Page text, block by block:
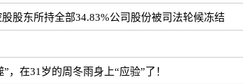
股东所持全部34.83%公司股份被司法轮候冻结
，在31岁的周冬雨身上“应验”了！